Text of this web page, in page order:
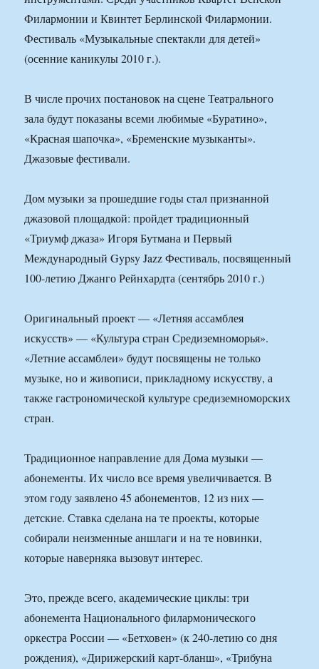
Филармонии и Квинтет Берлинской Филармонии.
Фестиваль «Музыкальные спектакли для детей»
(осенние каникулы 2010 г.).
В числе прочих постановок на сцене Театрального
зала будут показаны всеми любимые «Буратино»,
«Красная шапочка», «Бременские музыканты».
Джазовые фестивали.
Дом музыки за прошедшие годы стал признанной
джазовой площадкой: пройдет традиционный
«Триумф джаза» Игоря Бутмана и Первый
Международный Gypsy Jazz Фестиваль, посвященный
100-летию Джанго Рейнхардта (сентябрь 2010 г.)
Оригинальный проект — «Летняя ассамблея
искусств» — «Культура стран Средиземноморья».
«Летние ассамблеи» будут посвящены не только
музыке, но и живописи, прикладному искусству, а
также гастрономической культуре средиземноморских
стран.
Традиционное направление для Дома музыки —
абонементы. Их число все время увеличивается. В
этом году заявлено 45 абонементов, 12 из них —
детские. Ставка сделана на те проекты, которые
собирали неизменные аншлаги и на те новинки,
которые наверняка вызовут интерес.
Это, прежде всего, академические циклы: три
абонемента Национального филармонического
оркестра России — «Бетховен» (к 240-летию со дня
рождения), «Дирижерский карт-бланш», «Трибуна